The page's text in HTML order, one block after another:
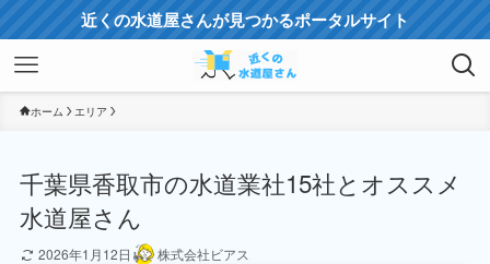
近くの水道屋さんが見つかるポータルサイト
ホーム エリア
千葉県香取市の水道業社15社とオススメ
水道屋さん
2026年1月12日 株式会社ビアス